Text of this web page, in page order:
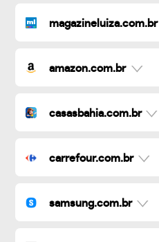
magazineluiza.com.br
amazon.com.br
casasbahia.com.br
carrefour.com.br
samsung.com.br